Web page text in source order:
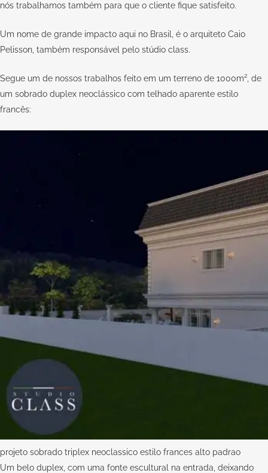
nós trabalhamos também para que o cliente fique satisfeito.
Um nome de grande impacto aqui no Brasil, é o arquiteto Caio
Pelisson , também responsável pelo stúdio class.
Segue um de nossos trabalhos feito em um terreno de 1000m², de
um sobrado duplex neoclássico com telhado aparente estilo
francês:
projeto sobrado triplex neoclassico estilo frances alto padrao
Um belo duplex, com uma fonte escultural na entrada, deixando